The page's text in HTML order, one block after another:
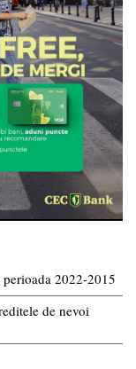
2022-2015
de nevoi